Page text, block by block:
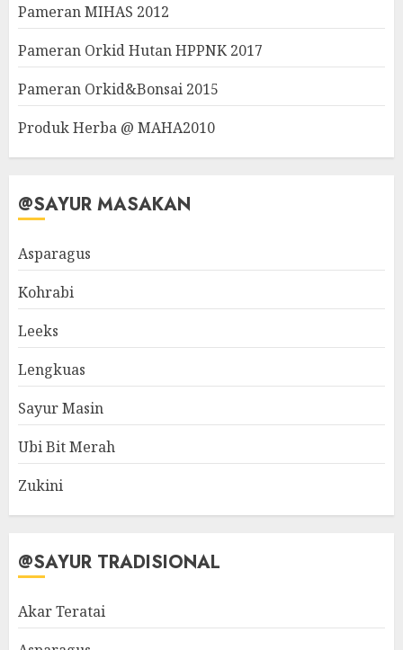
Pameran MIHAS 2012
Pameran Orkid Hutan HPPNK 2017
Pameran Orkid&Bonsai 2015
Produk Herba @ MAHA2010
@SAYUR MASAKAN
Asparagus
Kohrabi
Leeks
Lengkuas
Sayur Masin
Ubi Bit Merah
Zukini
@SAYUR TRADISIONAL
Akar Teratai